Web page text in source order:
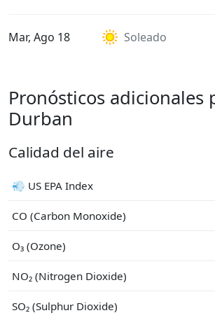
Mar, Ago 18 Soleado
Pronósticos adicionales
Durban
Calidad del aire
💨 US EPA Index
CO (Carbon Monoxide)
O₃ (Ozone)
NO₂ (Nitrogen Dioxide)
SO₂ (Sulphur Dioxide)